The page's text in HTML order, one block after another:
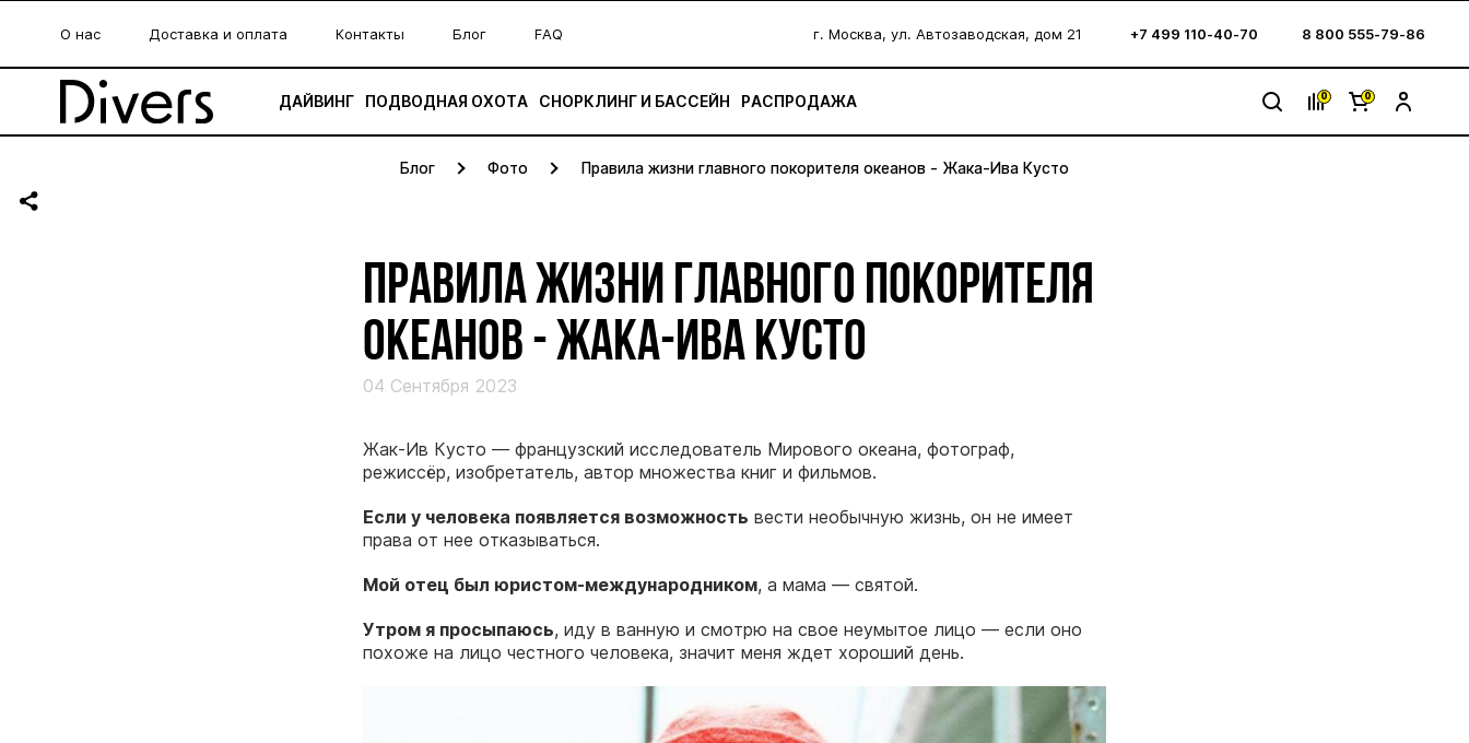
О нас Доставка и оплата Контакты Блог FAQ г. Москва, ул. Автозаводская, дом 21 +7 499 110-40-70 8 800 555-79-86
ДАЙВИНГ ПОДВОДНАЯ ОХОТА СНОРКЛИНГ И БАССЕЙН РАСПРОДАЖА 0 0
Блог Фото Правила жизни главного покорителя океанов - Жака-Ива Кусто
ПРАВИЛА ЖИЗНИ ГЛАВНОГО ПОКОРИТЕЛЯ
ОКЕАНОВ - ЖАКА-ИВА КУСТО
04 Сентября 2023
Жак-Ив Кусто — французский исследователь Мирового океана, фотограф,
режиссёр, изобретатель, автор множества книг и фильмов.
Если у человека появляется возможность вести необычную жизнь, он не имеет
права от нее отказываться.
Мой отец был юристом-международником, а мама — святой.
Утром я просыпаюсь, иду в ванную и смотрю на свое неумытое лицо — если оно
похоже на лицо честного человека, значит меня ждет хороший день.